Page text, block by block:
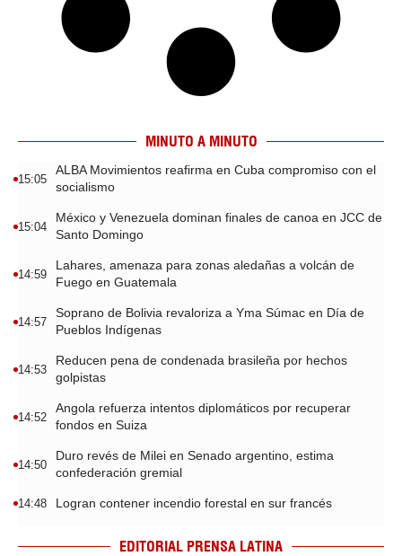
MINUTO A MINUTO
15:05
ALBA Movimientos reafirma en Cuba compromiso con el
socialismo
15:04
México y Venezuela dominan finales de canoa en JCC de
Santo Domingo
14:59
Lahares, amenaza para zonas aledañas a volcán de
Fuego en Guatemala
14:57
Soprano de Bolivia revaloriza a Yma Súmac en Día de
Pueblos Indígenas
14:53
Reducen pena de condenada brasileña por hechos
golpistas
14:52
Angola refuerza intentos diplomáticos por recuperar
fondos en Suiza
14:50
Duro revés de Milei en Senado argentino, estima
confederación gremial
14:48 Logran contener incendio forestal en sur francés
EDITORIAL PRENSA LATINA